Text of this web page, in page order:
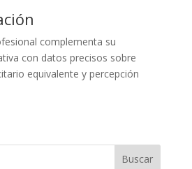
complementa su
con datos precisos sobre
equivalente y percepción
Buscar